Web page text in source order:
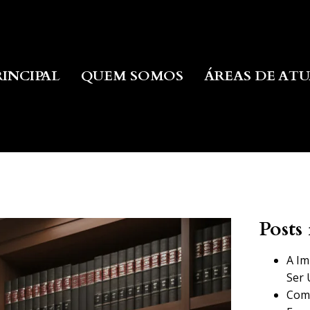
QUEM SOMOS ÁREAS DE
Posts
A
Ser